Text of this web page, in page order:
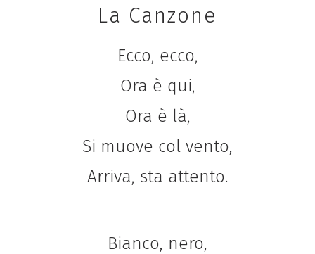
La Canzone
Ecco, ecco,
Ora è qui,
Ora è là,
Si muove col vento,
Arriva, sta attento.
Bianco, nero,